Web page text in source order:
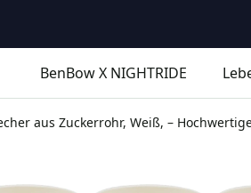
BenBow X NIGHTRIDE
aus Zuckerrohr, Weiß, –